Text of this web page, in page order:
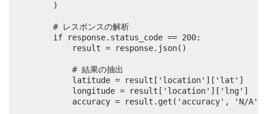
        )
        # レスポンスの解析
        if response.status_code == 200:
            result = response.json()
            # 結果の抽出
            latitude = result['location']['lat']
            longitude = result['location']['lng']
accuracy = result.get('accuracy', 'N/A')